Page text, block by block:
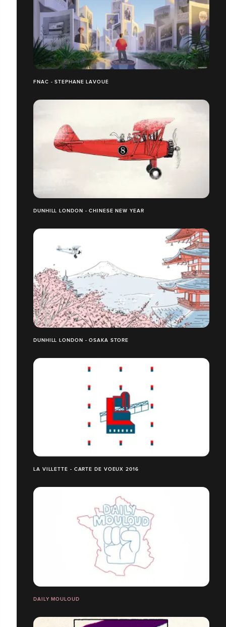
FNAC - STEPHANE LAVOUÉ
DUNHILL LONDON - CHINESE NEW YEAR
DUNHILL LONDON - OSAKA STORE
LA VILLETTE - CARTE DE VOEUX 2016
DAILY MOULOUD